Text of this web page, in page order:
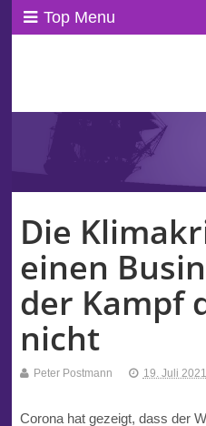
Top Menu
Die
einen
der Kampf
nicht
Peter Postmann 19. Juli 2021
Corona hat gezeigt, dass der